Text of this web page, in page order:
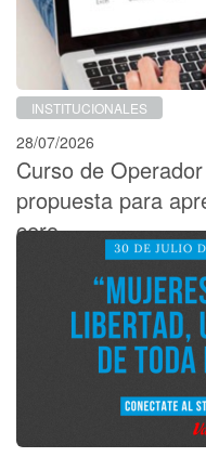
INSTITUCIONALES
28/07/2026
Curso de
propuesta para
cero